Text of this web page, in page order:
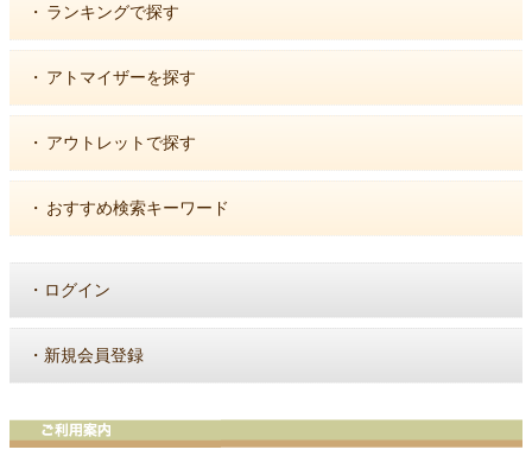
・ ランキングで探す
・ アトマイザーを探す
・ アウトレットで探す
・ おすすめ検索キーワード
・ ログイン
・ 新規会員登録